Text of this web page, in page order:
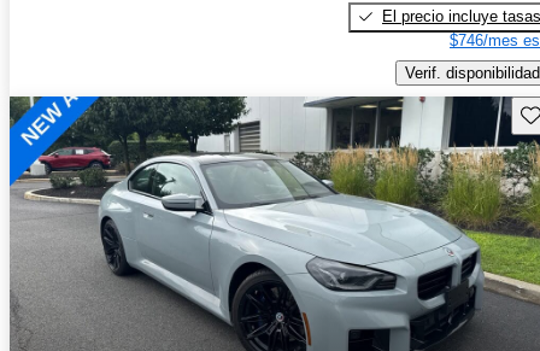
El precio incluye tasas
$746/mes
Verif. disponibilidad